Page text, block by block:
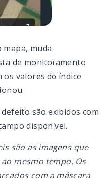
mapa, muda
de monitoramento
os valores do índice
são exibidos com
disponível.
são as imagens que
mesmo tempo. Os
com a máscara